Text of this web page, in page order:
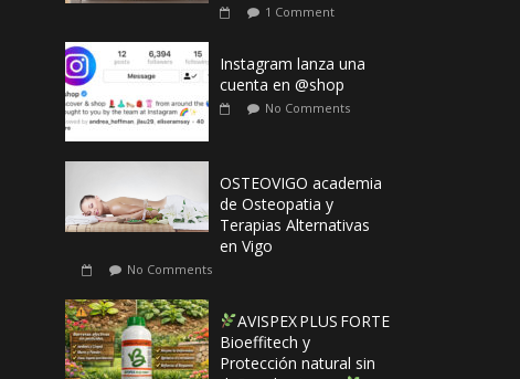
1 Comment
Instagram lanza una
cuenta en @shop
No Comments
OSTEOVIGO academia
de Osteopatia y
Terapias Alternativas
en Vigo
No Comments
AVISPEX PLUS FORTE
Bioeffitech y
Protección natural sin